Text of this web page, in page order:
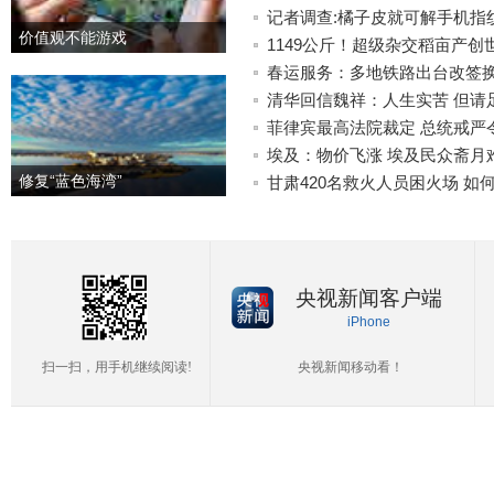
价值观不能游戏
修复“蓝色海湾”
记者调查:橘子皮就可解手机指
1149公斤！超级杂交稻亩产创
春运服务：多地铁路出台改签
清华回信魏祥：人生实苦 但请
菲律宾最高法院裁定 总统戒严
埃及：物价飞涨 埃及民众斋月
甘肃420名救火人员困火场 如
扫一扫，用手机继续阅读!
央视新闻客户端
iPhone
央视新闻移动看！